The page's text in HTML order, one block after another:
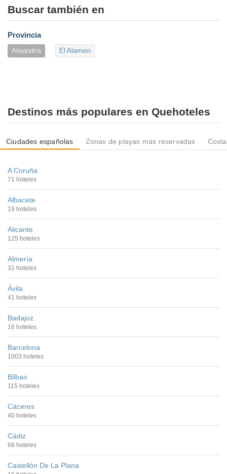
Buscar también en
Provincia
Alejandría El Alamein
Destinos más populares en Quehoteles
Ciudades españolas Zonas de playas más reservadas
A Coruña
71 hoteles
Albacete
19 hoteles
Alicante
125 hoteles
Almería
31 hoteles
Ávila
41 hoteles
Badajoz
16 hoteles
Barcelona
1003 hoteles
Bilbao
115 hoteles
Cáceres
40 hoteles
Cádiz
68 hoteles
Castellón De La Plana